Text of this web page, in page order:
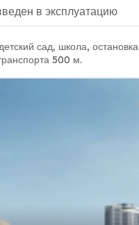
в эксплуатацию
сад, школа, остановка
500 м.